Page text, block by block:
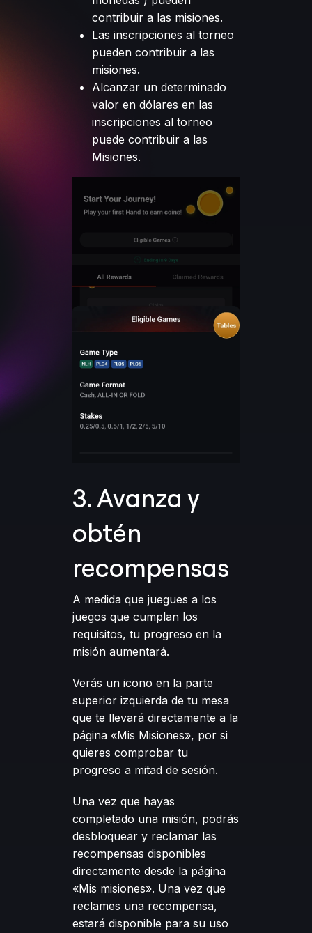
contribuir a las misiones.
Las inscripciones al torneo
pueden contribuir a las
misiones.
Alcanzar un determinado
valor en dólares en las
inscripciones al torneo
puede contribuir a las
Misiones.
3. Avanza y
obtén
recompensas
A medida que juegues a los
juegos que cumplan los
requisitos, tu progreso en la
misión aumentará.
Verás un icono en la parte
superior izquierda de tu mesa
que te llevará directamente a la
página «Mis Misiones», por si
quieres comprobar tu
progreso a mitad de sesión.
Una vez que hayas
completado una misión, podrás
desbloquear y reclamar las
recompensas disponibles
directamente desde la página
«Mis misiones». Una vez que
reclames una recompensa,
estará disponible para su uso